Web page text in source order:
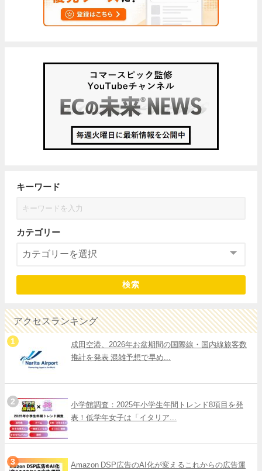
キーワード
カテゴリー
検索
アクセスランキング
成田空港、2026年お盆期間の国際線・国内線旅客数
推計を発表 混雑予想で早め...
小学館調査：2025年小学生年間トレンド8項目を発
表！低学年女子は「イタリア...
Amazon DSP広告のAI化が変えるこれからの広告運